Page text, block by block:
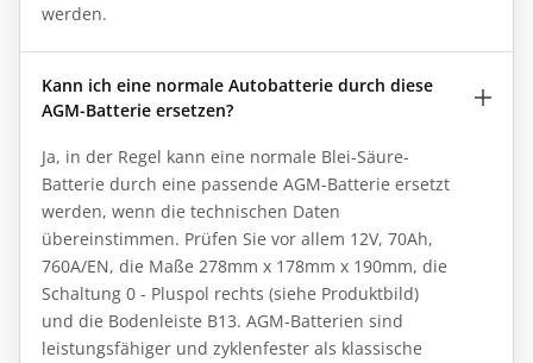
werden.
Kann ich eine normale Autobatterie durch diese
AGM-Batterie ersetzen?
Ja, in der Regel kann eine normale Blei-Säure-
Batterie durch eine passende AGM-Batterie ersetzt
werden, wenn die technischen Daten
übereinstimmen. Prüfen Sie vor allem 12V, 70Ah,
760A/EN, die Maße 278mm x 178mm x 190mm, die
Schaltung 0 - Pluspol rechts (siehe Produktbild)
und die Bodenleiste B13. AGM-Batterien sind
leistungsfähiger und zyklenfester als klassische